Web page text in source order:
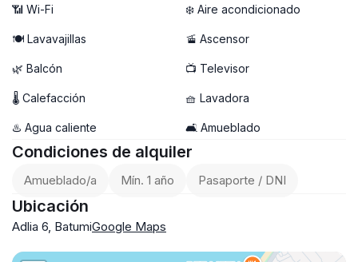
Recién renovado
Lavavajillas
Horno
Disponible desde el 21 de mayo
Visita y reserva anticipadas posibles
📶 Wi-Fi ❄️ Aire acondicionado
🍽️ Lavavajillas 🚡 Ascensor
🌿 Balcón 📺 Televisor
🌡 Calefacción 🧺 Lavadora
♨️ Agua caliente 🛋️ Amueblado
Condiciones de alquiler
Amueblado/a Mín. 1 año Pasaporte / DNI
Ubicación
Adlia 6, BatumiGoogle Maps